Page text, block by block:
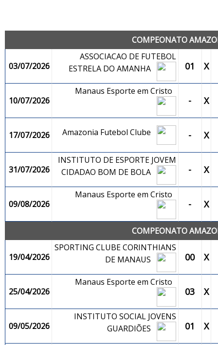
COMPEONATO
03/07/2026
ASSOCIACAO DE FUTEBOL
ESTRELA DO AMANHA
01 X
10/07/2026
Manaus Esporte em Cristo
- X
17/07/2026 Amazonia Futebol Clube - X
31/07/2026
INSTITUTO DE ESPORTE JOVEM
CIDADAO BOM DE BOLA
- X
09/08/2026
Manaus Esporte em Cristo
- X
COMPEONATO
19/04/2026
SPORTING CLUBE CORINTHIANS
DE MANAUS
00 X
25/04/2026
Manaus Esporte em Cristo
03 X
09/05/2026
INSTITUTO SOCIAL JOVENS
GUARDIÕES
01 X